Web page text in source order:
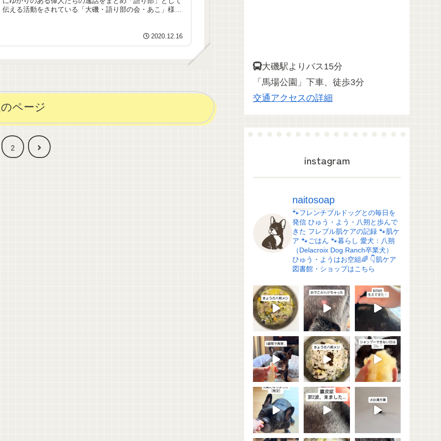
伝える活動をされている「大磯・語り部の会・あこ」様の
2020.12.16
ページ
2
次
大磯駅よりバス15分
「馬場公園」下車、徒歩3分
交通アクセスの詳細
instagram
naitosoap
🐾フレンチブルドッグとの毎日を
発信 ひゅう・よう・八朔と歩んで
きた フレブル肌ケアの記録 🐾肌ケ
ア 🐾ごはん 🐾暮らし 愛犬：八朔
（Delacroix Dog Ranch卒業犬）
ひゅう・ようはお空組🌈 👇肌ケア
図書館・ショップはこちら